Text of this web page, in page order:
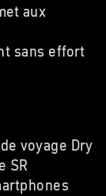
aux
sans effort
voyage Dry
SR